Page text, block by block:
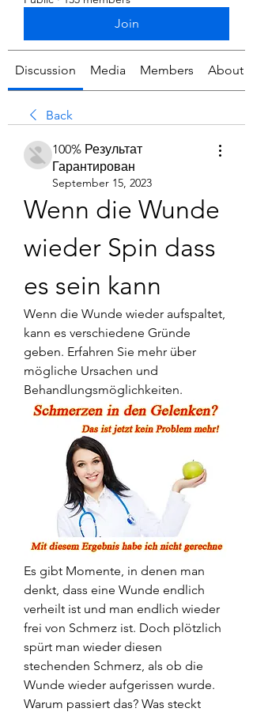
Join
Discussion Media Members About
Back
100% Результат
Гарантирован
September 15, 2023
Wenn die Wunde
wieder Spin dass
es sein kann
Wenn die Wunde wieder aufspaltet,
kann es verschiedene Gründe
geben. Erfahren Sie mehr über
mögliche Ursachen und
Behandlungsmöglichkeiten.
Es gibt Momente, in denen man
denkt, dass eine Wunde endlich
verheilt ist und man endlich wieder
frei von Schmerz ist. Doch plötzlich
spürt man wieder diesen
stechenden Schmerz, als ob die
Wunde wieder aufgerissen wurde.
Warum passiert das? Was steckt